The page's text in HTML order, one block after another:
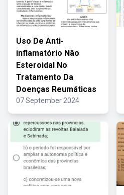
Uso De Anti-
inflamatório Não
Esteroidal No
Tratamento Da
Doenças Reumáticas
07 September 2024